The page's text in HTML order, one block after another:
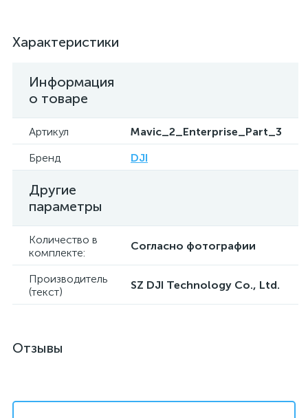
Характеристики
Информация
о товаре
Артикул
Mavic_2_Enterprise_Part_3
Бренд
DJI
Другие
параметры
Количество в
комплекте:
Согласно фотографии
Производитель
(текст)
SZ DJI Technology Co., Ltd.
Отзывы